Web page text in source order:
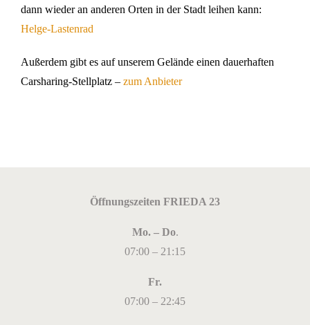
dann wieder an anderen Orten in der Stadt leihen kann:
Helge-Lastenrad
Außerdem gibt es auf unserem Gelände einen dauerhaften
Carsharing-Stellplatz – zum Anbieter
Öffnungszeiten FRIEDA 23
Mo. – Do.
07:00 – 21:15
Fr.
07:00 – 22:45